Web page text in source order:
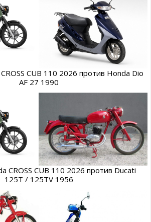
CUB 110 2026 против Honda Dio
AF 27 1990
CROSS CUB 110 2026 против Ducati
125T / 125TV 1956